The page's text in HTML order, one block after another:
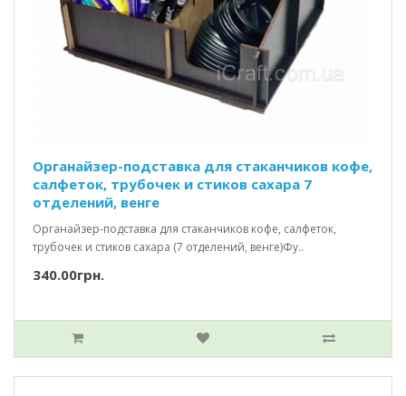
Органайзер-подставка для стаканчиков кофе,
салфеток, трубочек и стиков сахара 7
отделений, венге
Органайзер-подставка для стаканчиков кофе, салфеток,
трубочек и стиков сахара (7 отделений, венге)Фу..
340.00грн.